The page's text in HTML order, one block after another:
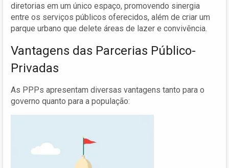
diretorias em um único espaço, promovendo sinergia
entre os serviços públicos oferecidos, além de criar um
parque urbano que delete áreas de lazer e convivência.
Vantagens das Parcerias Público-
Privadas
As PPPs apresentam diversas vantagens tanto para o
governo quanto para a população: